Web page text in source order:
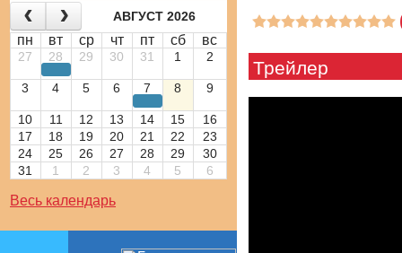
АВГУСТ 2026
пн вт ср чт пт сб вс
27 28 29 30 31 1 2
3 4 5 6 7 8 9
10 11 12 13 14 15
16
17
18 19 20 21 22
23
24
25 26 27 28 29
30
31
1 2 3 4 5 6
Весь календарь
Трейлер